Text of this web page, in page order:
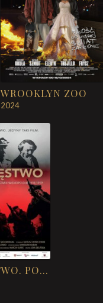
WROOKLYN ZOO
2024
ZWYCIĘSTWO. POWSTANIE WIELKOPOLSKIE 1918-1919